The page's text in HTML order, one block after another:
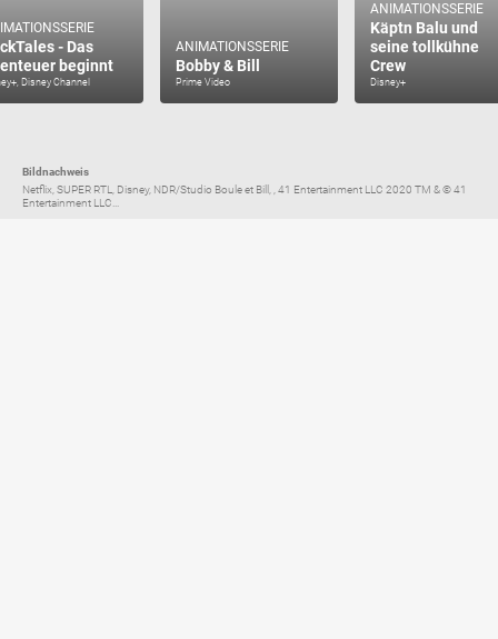
- Das
beginnt
Disney Channel
ANIMATIONSSERIE
Bobby & Bill
Prime Video
ANIMATIONSSERIE
Käptn Balu und
seine tollkühne
Crew
Disney+
Bildnachweis
Netflix, SUPER RTL, Disney, NDR/Studio Boule et Bill, , 41 Entertainment LLC 2020 TM & © 41
Entertainment LLC...